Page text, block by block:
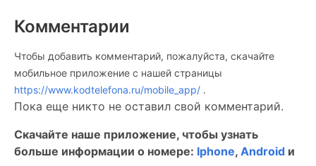
Комментарии
Чтобы добавить комментарий, пожалуйста, скачайте
мобильное приложение c нашей страницы
https://www.kodtelefona.ru/mobile_app/ .
Пока еще никто не оставил свой комментарий.
Скачайте наше приложение, чтобы узнать
больше информации о номере: Iphone, Android и